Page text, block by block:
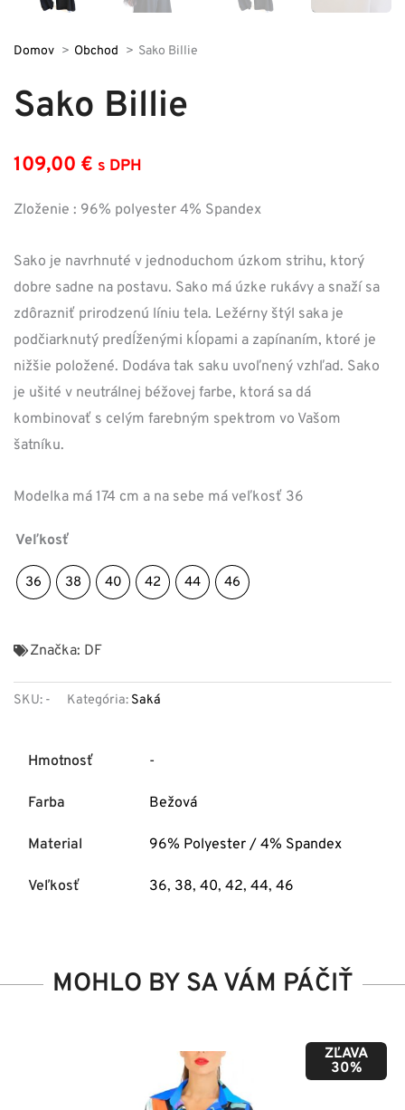
Domov Obchod Sako Billie
Sako Billie
109,00 € s DPH
Zloženie : 96% polyester 4% Spandex
Sako je navrhnuté v jednoduchom úzkom strihu, ktorý
dobre sadne na postavu. Sako má úzke rukávy a snaží sa
zdôrazniť prirodzenú líniu tela. Ležérny štýl saka je
podčiarknutý predĺženými kĺopami a zapínaním, ktoré je
nižšie položené. Dodáva tak saku uvoľnený vzhľad. Sako
je ušité v neutrálnej béžovej farbe, ktorá sa dá
kombinovať s celým farebným spektrom vo Vašom
šatníku.
Modelka má 174 cm a na sebe má veľkosť 36
Veľkosť
36 38 40 42 44 46
Značka: DF
SKU: - Kategória: Saká
Hmotnosť -
Farba Bežová
Material 96% Polyester / 4% Spandex
Veľkosť 36, 38, 40, 42, 44, 46
MOHLO BY SA VÁM PÁČIŤ
ZĽAVA
50%